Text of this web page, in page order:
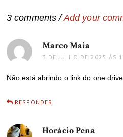
3 comments /Add your
Marco Maia
3 DE JULHO DE 2025 ÀS
Não está abrindo o link do one
RESPONDER
Horácio Pena